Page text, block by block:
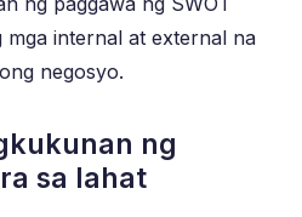
mga internal at external na
negosyo.
ng
sa lahat